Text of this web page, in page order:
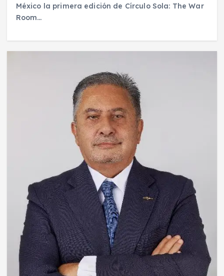
México la primera edición de Círculo Sola: The War
Room…